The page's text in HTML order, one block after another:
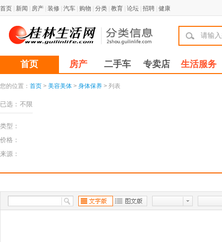
首页 新闻 房产 装修 汽车 购物 分类 教育 论坛 招聘 健康
首页 房产 二手车 专卖店 生活服务
您的位置： 首页 > 美容美体 > 身体保养 > 列表
已选： 不限
类型：
价格：
来源：